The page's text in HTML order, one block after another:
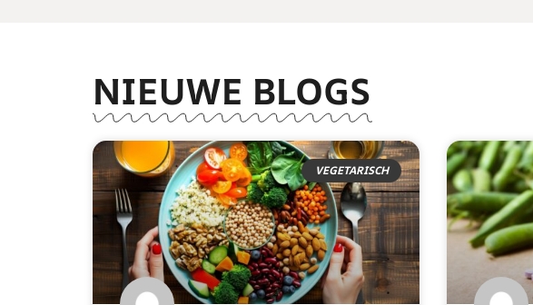
NIEUWE BLOGS
VEGETARISCH